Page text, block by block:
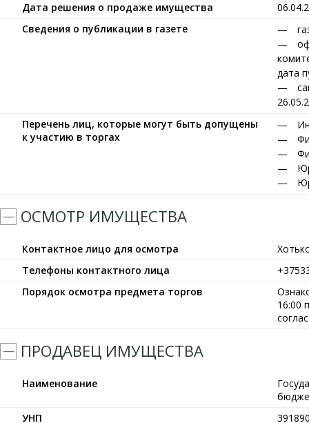
Дата решения о продаже имущества
Сведения о публикации в газете
дата
Перечень лиц, которые могут быть допущены
к участию в торгах
ОСМОТР ИМУЩЕСТВА
Контактное лицо для осмотра
Телефоны контактного лица
Порядок осмотра предмета торгов
16:00
ПРОДАВЕЦ ИМУЩЕСТВА
Наименование
УНП